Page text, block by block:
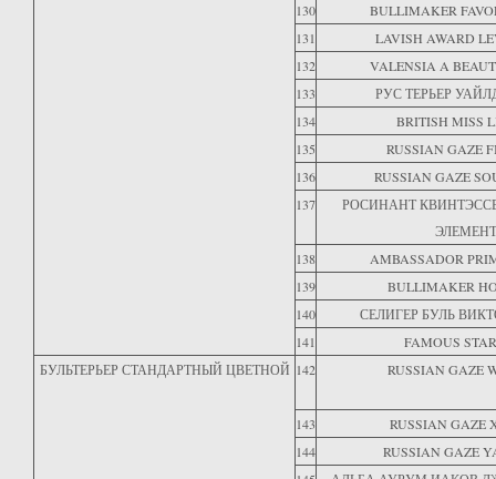
130
BULLIMAKER
131
LAVISH AWARD
132
VALENSIA A
133
РУС ТЕРЬЕР
134
BRITISH MISS
135
RUSSIAN GAZE
136
RUSSIAN GAZE
137
РОСИНАНТ
ЭЛЕМЕНТ
138
AMBASSADOR
139
BULLIMAKER
140
СЕЛИГЕР БУЛЬ
141
FAMOUS
БУЛЬТЕРЬЕР СТАНДАРТНЫЙ ЦВЕТНОЙ 142 RUSSIAN GAZE
143
RUSSIAN GAZE
144
RUSSIAN GAZE